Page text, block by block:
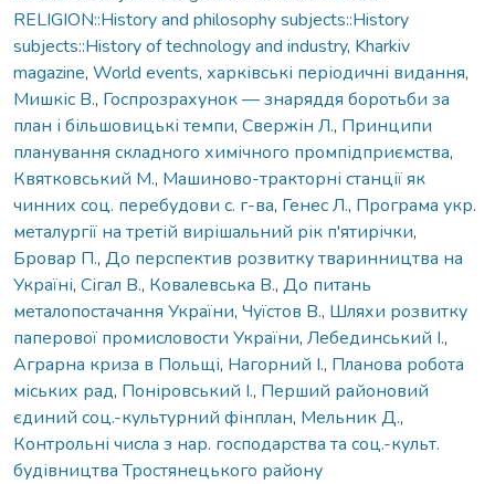
RELIGION::History and philosophy subjects::History
subjects::History of technology and industry, Kharkiv
magazine, World events, харківські періодичні видання,
Мишкіс В., Госпрозрахунок — знаряддя боротьби за
план і більшовицькі темпи, Свержін Л., Принципи
планування складного химічного промпідприємства,
Квятковський М., Машиново-тракторні станції як
чинних соц. перебудови с. г-ва, Генес Л., Програма укр.
металургії на третій вирішальний рік п'ятирічки,
Бровар П., До перспектив розвитку тваринництва на
Україні, Сігал В., Ковалевська В., До питань
металопостачання України, Чуїстов В., Шляхи розвитку
паперової промисловости України, Лебединський І.,
Аграрна криза в Польщі, Нагорний І., Планова робота
міських рад, Поніровський І., Перший районовий
єдиний соц.-культурний фінплан, Мельник Д.,
Контрольні числа з нар. господарства та соц.-культ.
будівництва Тростянецького району